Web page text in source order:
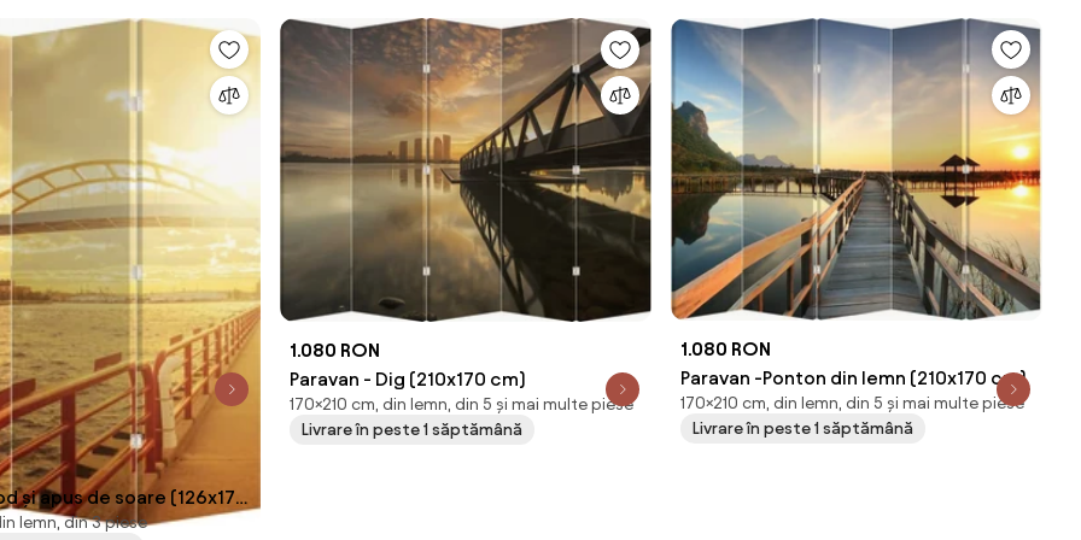
și apus de soare (126x170
lemn, din 3 piese
1.080 RON
Paravan - Dig (210x170 cm)
170×210 cm, din lemn, din 5 și mai multe piese
Livrare în peste 1 săptămână
1.080 RON
Paravan -Ponton din lemn (210x170 cm)
170×210 cm, din lemn, din 5 și mai multe piese
Livrare în peste 1 săptămână